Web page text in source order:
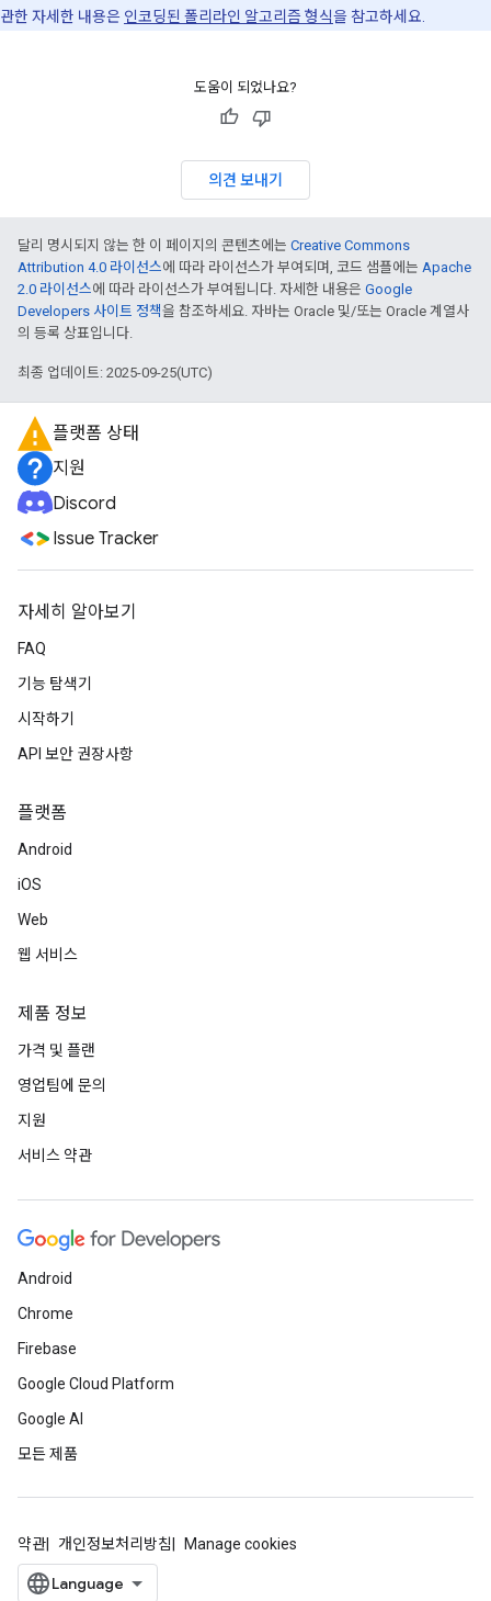
관한 자세한 내용은 인코딩된 폴리라인 알고리즘 형식을 참고하세요.
도움이 되었나요?
의견 보내기
달리 명시되지 않는 한 이 페이지의 콘텐츠에는 Creative Commons
Attribution 4.0 라이선스에 따라 라이선스가 부여되며, 코드 샘플에는 Apache
2.0 라이선스에 따라 라이선스가 부여됩니다. 자세한 내용은 Google
Developers 사이트 정책을 참조하세요. 자바는 Oracle 및/또는 Oracle 계열사
의 등록 상표입니다.
최종 업데이트: 2025-09-25(UTC)
플랫폼 상태
지원
Discord
Issue Tracker
자세히 알아보기
FAQ
기능 탐색기
시작하기
API 보안 권장사항
플랫폼
Android
iOS
Web
웹 서비스
제품 정보
가격 및 플랜
영업팀에 문의
지원
서비스 약관
Android
Chrome
Firebase
Google Cloud Platform
Google AI
모든 제품
약관 개인정보처리방침 Manage cookies